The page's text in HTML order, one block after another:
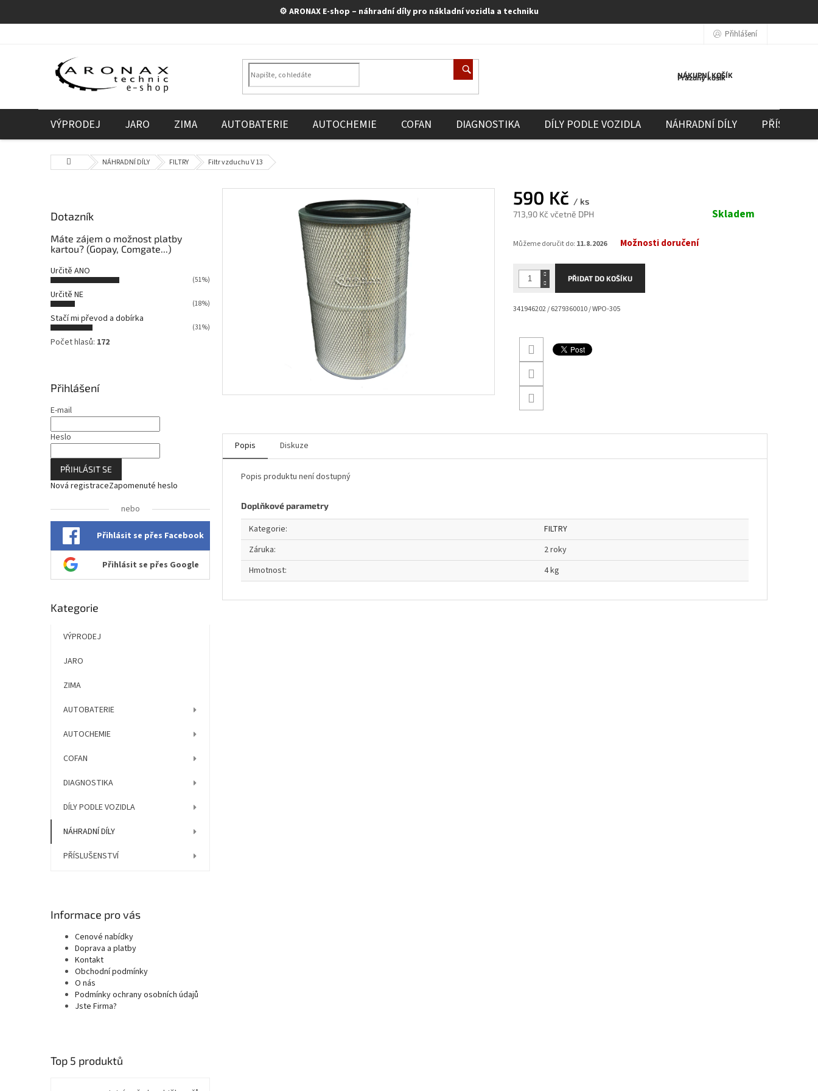
⚙️ ARONAX E-shop – náhradní díly pro nákladní vozidla a techniku
Přihlášení
NÁKUPNÍ KOŠÍK
Prázdný košík
VÝPRODEJ JARO ZIMA AUTOBATERIE AUTOCHEMIE COFAN DIAGNOSTIKA DÍLY PODLE VOZIDLA NÁHRADNÍ DÍLY
Domů NÁHRADNÍ DÍLY FILTRY Filtr vzduchu V 13
s
t
r
n
n
í
p
a
n
Dotazník
Máte zájem o možnost platby
kartou? (Gopay, Comgate...)
Určitě ANO
(51%)
Určitě NE
(18%)
Stačí mi převod a dobírka
(31%)
Počet hlasů: 172
Přihlášení
E-mail
Heslo
PŘIHLÁSIT SE
Nová registraceZapomenuté heslo
nebo
Přihlásit se přes Facebook
Přihlásit se přes Google
Přeskočit
Kategorie
VÝPRODEJ
JARO
ZIMA
AUTOBATERIE
AUTOCHEMIE
COFAN
DIAGNOSTIKA
DÍLY PODLE VOZIDLA
NÁHRADNÍ DÍLY
PŘÍSLUŠENSTVÍ
Informace pro vás
Cenové nabídky
Doprava a platby
Kontakt
Obchodní podmínky
O nás
Podmínky ochrany osobních údajů
Jste Firma?
Top 5 produktů
590 Kč / ks
713,90 Kč včetně DPH
cena:
Skladem
Můžeme doručit do: 11.8.2026 Možnosti doručení
PŘIDAT DO KOŠÍKU
341946202 / 6279360010 / WPO-305
Popis Diskuze
Popis produktu není dostupný
Doplňkové parametry
Kategorie:
FILTRY
Záruka:
2 roky
Hmotnost: 4 kg